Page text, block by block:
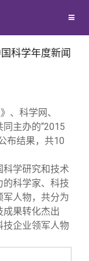
科学年度新闻
、科学网、
主办的“2015
布结果，共10
学研究和技术
科学家、科技
人物，共分为
成果转化杰出
技企业领军人物